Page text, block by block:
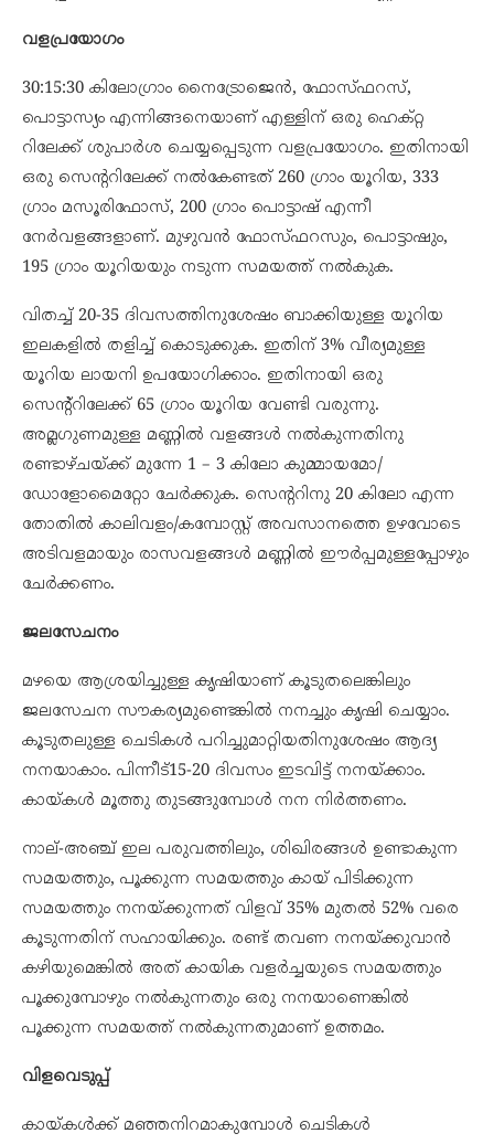
വളപ്രയോഗം
30:15:30 കിലോഗ്രാം നൈട്രോജെന്‍, ഫോസ്ഫറസ്,
പൊട്ടാസ്യം എന്നിങ്ങനെയാണ് എള്ളിന് ഒരു ഹെക്റ്റ
റിലേക്ക് ശുപാര്‍ശ ചെയ്യപ്പെടുന്ന വളപ്രയോഗം. ഇതിനായി
ഒരു സെന്ററിലേക്ക് നല്‍കേണ്ടത് 260 ഗ്രാം യൂറിയ, 333
ഗ്രാം മസൂരിഫോസ്, 200 ഗ്രാം പൊട്ടാഷ് എന്നീ
നേര്‍വളങ്ങളാണ്. മുഴുവന്‍ ഫോസ്ഫറസും, പൊട്ടാഷും,
195 ഗ്രാം യൂറിയയും നടുന്ന സമയത്ത് നല്‍കുക.
വിതച്ച് 20-35 ദിവസത്തിനുശേഷം ബാക്കിയുള്ള യൂറിയ
ഇലകളില്‍ തളിച്ച് കൊടുക്കുക. ഇതിന് 3% വീര്യമുള്ള
യൂറിയ ലായനി ഉപയോഗിക്കാം. ഇതിനായി ഒരു
സെന്റ്റിലേക്ക് 65 ഗ്രാം യൂറിയ വേണ്ടി വരുന്നു.
അമ്ലഗുണമുള്ള മണ്ണില്‍ വളങ്ങള്‍ നല്‍കുന്നതിനു
രണ്ടാഴ്ചയ്ക്ക് മുന്നേ 1 – 3 കിലോ കുമ്മായമോ/
ഡോളോമൈറ്റോ ചേര്‍ക്കുക. സെന്ററിനു 20 കിലോ എന്ന
തോതില്‍ കാലിവളം/കമ്പോസ്റ്റ്‌ അവസാനത്തെ ഉഴവോടെ
അടിവളമായും രാസവളങ്ങള്‍ മണ്ണില്‍ ഈര്‍പ്പമുള്ളപ്പോഴും
ചേര്‍ക്കണം.
ജലസേചനം
മഴയെ ആശ്രയിച്ചുള്ള കൃഷിയാണ് കൂടുതലെങ്കിലും
ജലസേചന സൗകര്യമുണ്ടെങ്കില്‍ നനച്ചും കൃഷി ചെയ്യാം.
കൂടുതലുള്ള ചെടികള്‍ പറിച്ചുമാറ്റിയതിനുശേഷം ആദ്യ
നനയാകാം. പിന്നീട്‌15-20 ദിവസം ഇടവിട്ട് നനയ്ക്കാം.
കായ്കള്‍ മൂത്തു തുടങ്ങുമ്പോള്‍ നന നിര്‍ത്തണം.
നാല്-അഞ്ച് ഇല പരുവത്തിലും, ശിഖിരങ്ങള്‍ ഉണ്ടാകുന്ന
സമയത്തും, പൂക്കുന്ന സമയത്തും കായ്‌ പിടിക്കുന്ന
സമയത്തും നനയ്ക്കുന്നത് വിളവ് 35% മുതല്‍ 52% വരെ
കൂടുന്നതിന് സഹായിക്കും. രണ്ട് തവണ നനയ്ക്കുവാന്‍
കഴിയുമെങ്കില്‍ അത് കായിക വളര്‍ച്ചയുടെ സമയത്തും
പൂക്കുമ്പോഴും നല്‍കുന്നതും ഒരു നനയാണെങ്കില്‍
പൂക്കുന്ന സമയത്ത്‌ നല്‍കുന്നതുമാണ് ഉത്തമം.
വിളവെടുപ്പ്
കായ്‌കള്‍ക്ക്‌ മഞ്ഞനിറമാകുമ്പോള്‍ ചെടികള്‍